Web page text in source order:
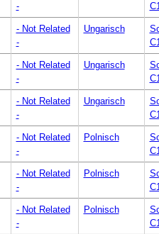
-
- Not Related
-
Ungarisch
- Not Related
-
Ungarisch
- Not Related
-
Ungarisch
- Not Related
-
Polnisch
- Not Related
-
Polnisch
- Not Related
-
Polnisch